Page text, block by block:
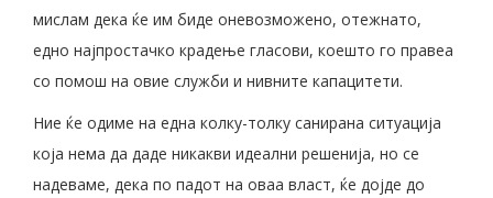
мислам дека ќе им биде оневозможено, отежнато,
едно најпростачко крадење гласови, коешто го правеа
со помош на овие служби и нивните капацитети.
Ние ќе одиме на една колку-толку санирана ситуација
која нема да даде никакви идеални решенија, но се
надеваме, дека по падот на оваа власт, ќе дојде до